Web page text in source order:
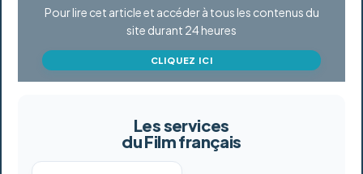
Pour lire cet article et accéder à tous les contenus du
site durant 24 heures
CLIQUEZ ICI
Les services
du Film français